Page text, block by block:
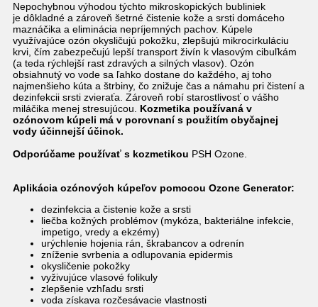
Nepochybnou výhodou týchto mikroskopických bubliniek
je dôkladné a zároveň šetrné čistenie kože a srsti domáceho
maznáčika a eliminácia nepríjemných pachov. Kúpele
využívajúce ozón okysličujú pokožku, zlepšujú mikrocirkuláciu
krvi, čím zabezpečujú lepší transport živín k vlasovým cibuľkám
(a teda rýchlejší rast zdravých a silných vlasov). Ozón
obsiahnutý vo vode sa ľahko dostane do každého, aj toho
najmenšieho kúta a štrbiny, čo znižuje čas a námahu pri čistení a
dezinfekcii srsti zvieraťa. Zároveň robí starostlivosť o vášho
miláčika menej stresujúcou. Kozmetika používaná v
ozónovom kúpeli má v porovnaní s použitím obyčajnej
vody účinnejší účinok.
Odporúčame používať s kozmetikou PSH Ozone.
Aplikácia ozónových kúpeľov pomocou Ozone Generator:
dezinfekcia a čistenie kože a srsti
liečba kožných problémov (mykóza, bakteriálne infekcie,
impetigo, vredy a ekzémy)
urýchlenie hojenia rán, škrabancov a odrenín
zníženie svrbenia a odlupovania epidermis
okysličenie pokožky
vyživujúce vlasové folikuly
zlepšenie vzhľadu srsti
voda získava rozčesávacie vlastnosti